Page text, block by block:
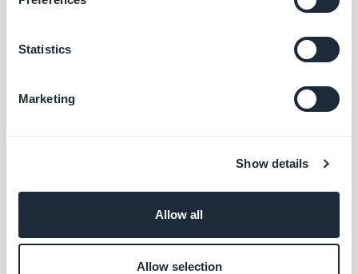
Statistics
Marketing
Show details
Allow all
Allow selection
Qu'il s'agisse de la couleur ou du
demandent du travail et sont à